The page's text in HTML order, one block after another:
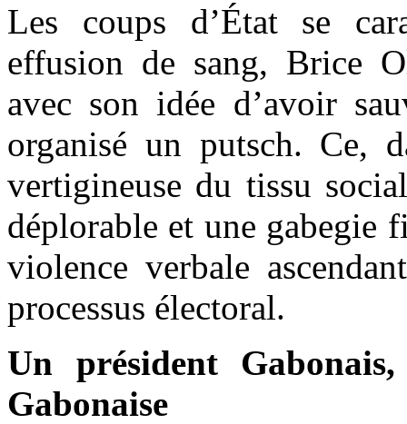
Les coups d’État se
effusion de sang, Brice
avec son idée d’avoir
organisé un putsch. Ce,
vertigineuse du tissu
déplorable et une gabegie
violence verbale
processus électoral.
Un président
Gabonaise